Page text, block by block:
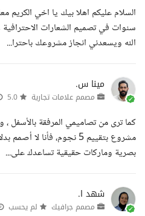
سنوات في تصميم الشعارات الاحترافية
الله ويسعدني انجاز مشروعك باحترا...
مينا س.
مصمم علامات تجارية
مشروع بتقييم 5 نجوم، فأنا
بصرية وماركات حقيقية تساعدك على...
شهد ا.
مصمم جرافيك لم يحسب